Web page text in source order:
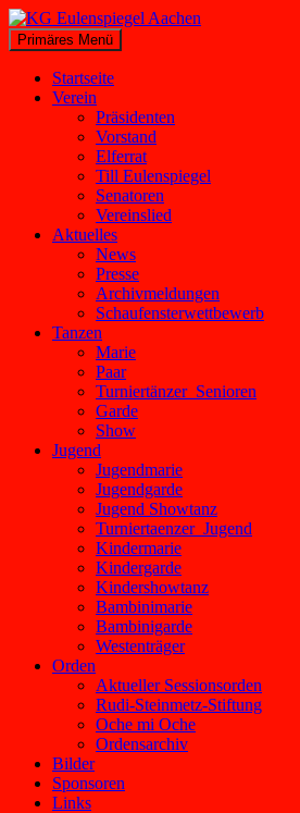
Zum
Inhalt
springen
KG Eulenspiegel
Suchen
Primäres Menü
Startseite
Verein
Präsidenten
Vorstand
Elferrat
Till Eulenspiegel
Senatoren
Vereinslied
Aktuelles
News
Presse
Archivmeldungen
Schaufensterwettbewerb
Tanzen
Marie
Paar
Turniertänzer_Senioren
Garde
Show
Jugend
Jugendmarie
Jugendgarde
Jugend Showtanz
Turniertaenzer_Jugend
Kindermarie
Kindergarde
Kindershowtanz
Bambinimarie
Bambinigarde
Westenträger
Orden
Aktueller Sessionsorden
Rudi-Steinmetz-Stiftung
Oche mi Oche
Ordensarchiv
Bilder
Sponsoren
Links